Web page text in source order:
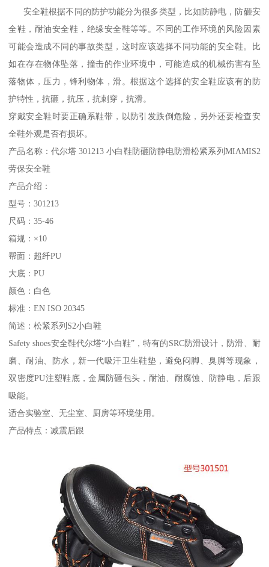
安全鞋根据不同的防护功能分为很多类型，比如防静电，防砸安
全鞋，耐油安全鞋，绝缘安全鞋等等。不同的工作环境的风险因素
可能会造成不同的事故类型，这时应该选择不同功能的安全鞋。比
如在存在物体坠落，撞击的作业环境中，可能造成的机械伤害有坠
落物体，压力，锋利物体，滑。根据这个选择的安全鞋应该有的防
护特性，抗砸，抗压，抗刺穿，抗滑。
穿戴安全鞋时要正确系鞋带，以防引发跌倒危险，另外还要检查安
全鞋外观是否有损坏。
产品名称：代尔塔 301213 小白鞋防砸防静电防滑松紧系列MIAMIS2
劳保安全鞋
产品介绍：
型号：301213
尺码：35-46
箱规：×10
帮面：超纤PU
大底：PU
颜色：白色
标准：EN ISO 20345
简述：松紧系列S2小白鞋
Safety shoes安全鞋代尔塔“小白鞋”，特有的SRC防滑设计，防滑、耐
磨、耐油、防水，新一代吸汗卫生鞋垫，避免闷脚、臭脚等现象，
双密度PU注塑鞋底，金属防砸包头，耐油、耐腐蚀、防静电，后跟
吸能。
适合实验室、无尘室、厨房等环境使用。
产品特点：减震后跟